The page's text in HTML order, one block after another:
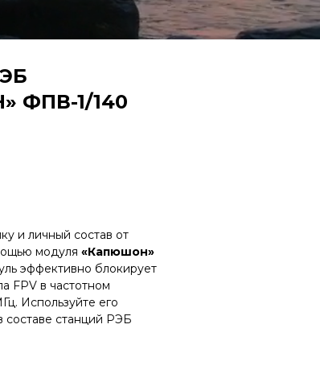
ФПВ-1/140
и личный состав от
модуля «Капюшон»
эффективно блокирует
FPV в частотном
Используйте его
составе станций РЭБ